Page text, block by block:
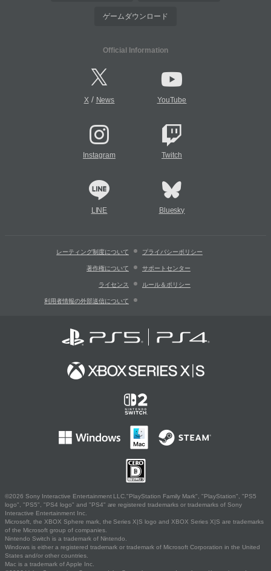
ゲームダウンロード
Official Information
X/ News YouTube
Instagram Twitch
LINE Bluesky
レーティング制度について プライバシーポリシー
著作権について サポートセンター
ライセンス ルール＆ポリシー
利用者情報の外部送信について
©2026 Sony Interactive Entertainment LLC."PlayStation Family Mark", "PlayStation", "PS5
logo", "PS5", "PS4 logo" and "PS4" are registered trademarks or trademarks of Sony
Interactive Entertainment Inc.
Microsoft, the XBOX Sphere mark, the Series X|S logo and XBOX Series X|S are trademarks
of the Microsoft group of companies.
Nintendo Switch is a trademark of Nintendo.
Windows is either a registered trademark or trademark of Microsoft Corporation in the United
States and/or other countries.
Mac is a trademark of Apple Inc.